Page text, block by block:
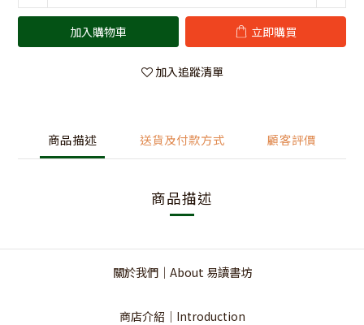
加入購物車 立即購買
加入追蹤清單
商品描述 送貨及付款方式 顧客評價
商品描述
關於我們｜About 易讀書坊
商店介紹｜Introduction